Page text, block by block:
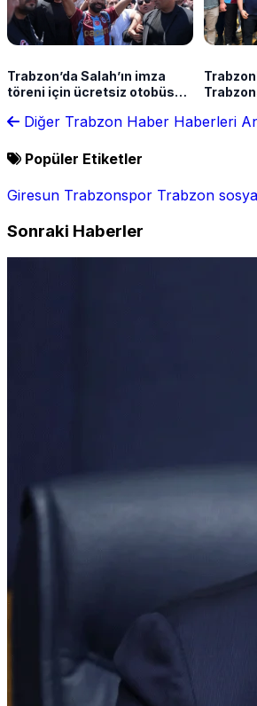
Trabzon’da Salah’ın imza
töreni için ücretsiz otobüs
saatler
Diğer Trabzon Haber Haberleri
Popüler Etiketler
Giresun Trabzonspor Trabzon
Sonraki Haberler